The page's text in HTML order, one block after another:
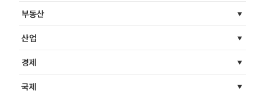
부동산
산업
경제
국제